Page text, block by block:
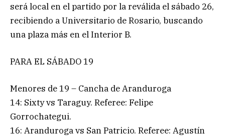
será local en el partido por la reválida el sábado 26,
recibiendo a Universitario de Rosario, buscando
una plaza más en el Interior B.
PARA EL SÁBADO 19
Menores de 19 – Cancha de Aranduroga
14: Sixty vs Taraguy. Referee: Felipe
Gorrochategui.
16: Aranduroga vs San Patricio. Referee: Agustín